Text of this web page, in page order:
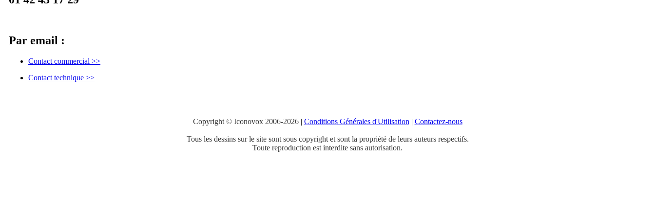
Par email :
Contact commercial >>
Contact technique >>
Copyright © Iconovox 2006-2026| Conditions Générales d'Utilisation | Contactez-nous
Tous les dessins sur le site sont sous copyright et sont la propriété de leurs auteurs respectifs.
Toute reproduction est interdite sans autorisation.